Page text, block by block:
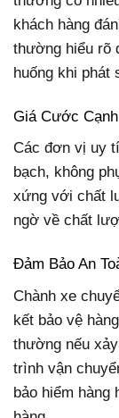
khách hàng
thường hiểu rõ
huống khi phát
Giá Cước
Các đơn vị uy
bạch, không
xứng với chất
ngờ về chất
Đảm Bảo An
Chành xe
kết bảo vệ
thường nếu
trình vận
bảo hiểm hàng